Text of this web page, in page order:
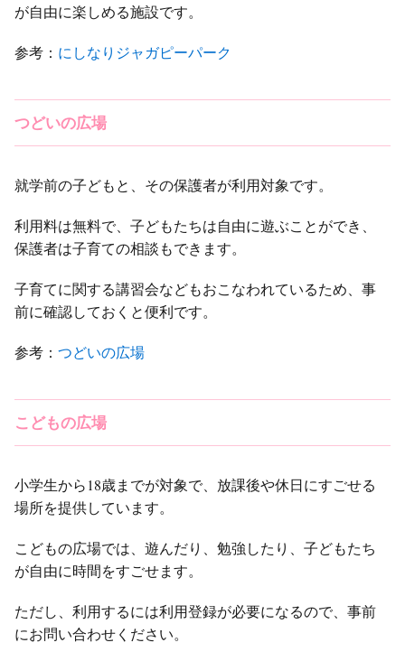
が自由に楽しめる施設です。
参考： にしなりジャガピーパーク
つどいの広場
就学前の子どもと、その保護者が利用対象です。
利用料は無料で、子どもたちは自由に遊ぶことができ、
保護者は子育ての相談もできます。
子育てに関する講習会などもおこなわれているため、事
前に確認しておくと便利です。
参考：つどいの広場
こどもの広場
小学生から18歳までが対象で、放課後や休日にすごせる
場所を提供しています。
こどもの広場では、遊んだり、勉強したり、子どもたち
が自由に時間をすごせます。
ただし、利用するには利用登録が必要になるので、事前
にお問い合わせください。